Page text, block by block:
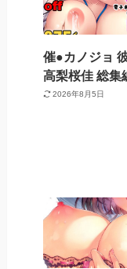
催●カノジョ
高梨桜佳 総集
2026年8月5日